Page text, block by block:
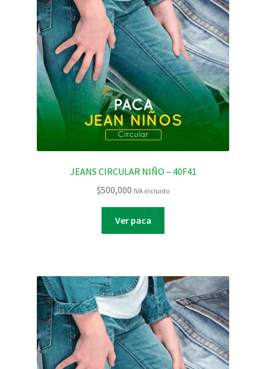
JEANS CIRCULAR NIÑO – 40F41
$500,000 IVA incluido
Ver paca